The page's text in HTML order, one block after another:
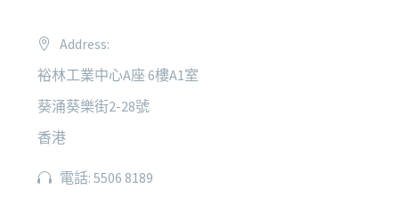
Address:
裕林工業中心A座 6樓A1室
葵涌葵樂街2-28號
香港
電話: 5506 8189